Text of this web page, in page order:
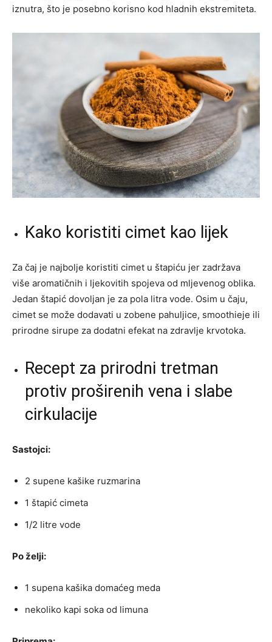
iznutra, što je posebno korisno kod hladnih ekstremiteta.
Kako koristiti cimet kao lijek
Za čaj je najbolje koristiti cimet u štapiću jer zadržava
više aromatičnih i ljekovitih spojeva od mljevenog oblika.
Jedan štapić dovoljan je za pola litra vode. Osim u čaju,
cimet se može dodavati u zobene pahuljice, smoothieje ili
prirodne sirupe za dodatni efekat na zdravlje krvotoka.
Recept za prirodni tretman
protiv proširenih vena i slabe
cirkulacije
Sastojci:
2 supene kašike ruzmarina
1 štapić cimeta
1/2 litre vode
Po želji:
1 supena kašika domaćeg meda
nekoliko kapi soka od limuna